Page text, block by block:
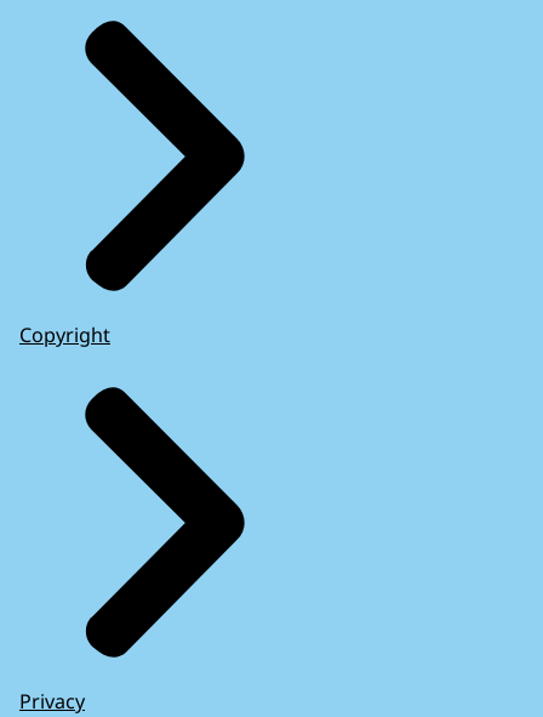
Copyright
Privacy